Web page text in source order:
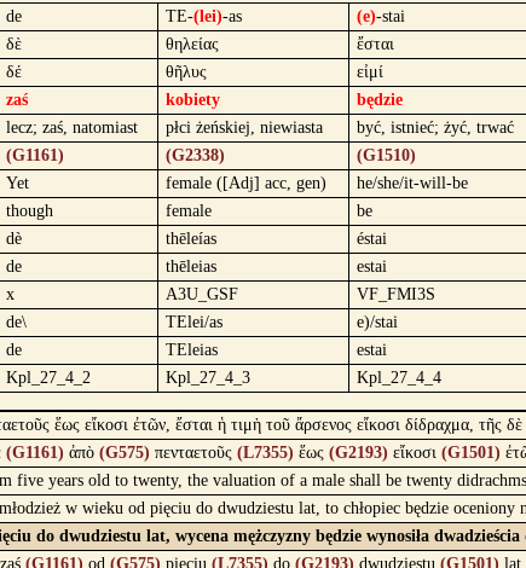
de TE-(lei)-as (e)-stai
δὲ θηλείας ἔσται
δέ θῆλυς εἰμί
zaś kobiety będzie
lecz; zaś, natomiast płci żeńskiej, niewiasta być, istnieć; żyć, trwać
(G1161) (G2338) (G1510)
Yet female ([Adj] acc, gen) he/she/it-will-be
though female be
dè thēleías éstai
de thēleias estai
x A3U_GSF VF_FMI3S
de\ TElei/as e)/stai
de TEleias estai
Kpl_27_4_2 Kpl_27_4_3 Kpl_27_4_4
ἕως εἴκοσι ἐτῶν, ἔσται ἡ τιμὴ τοῦ ἄρσενος εἴκοσι δίδραχμα, τῆς
(G1161) ἀπὸ (G575) πενταετοῦς (L7355) ἕως (G2193) εἴκοσι (G1501)
five years old to twenty, the valuation of a male shall be twenty
w wieku od pięciu do dwudziestu lat, to chłopiec będzie
do dwudziestu lat, wycena mężczyzny będzie wynosiła
zaś (G1161) od (G575) pięciu (L7355) do (G2193) dwudziestu (G1501) lat